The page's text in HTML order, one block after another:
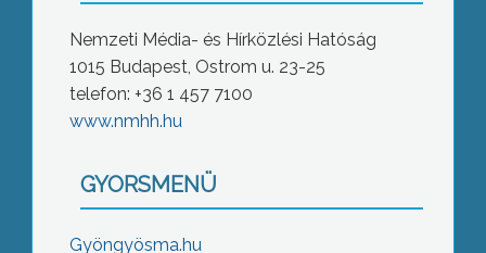
Nemzeti Média- és Hírközlési Hatóság
1015 Budapest, Ostrom u. 23-25
telefon: +36 1 457 7100
www.nmhh.hu
GYORSMENÜ
Gyöngyösma.hu